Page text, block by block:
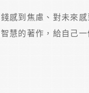
感到焦慮、對未來
慧的著作，給自己